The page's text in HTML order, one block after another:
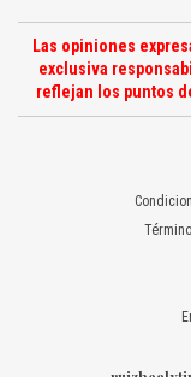
Las opiniones
exclusiva
reflejan los puntos